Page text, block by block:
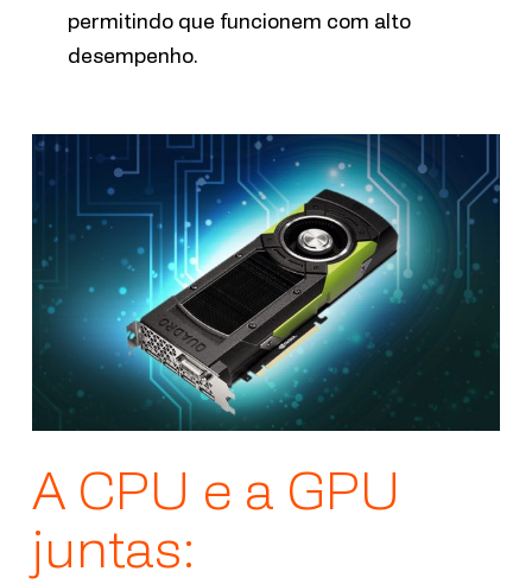
permitindo que funcionem com alto
desempenho.
A CPU e a GPU
juntas: